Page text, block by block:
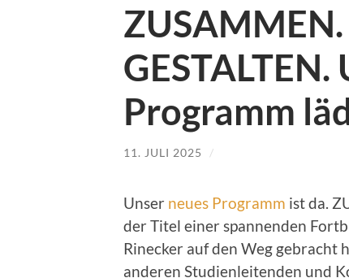
ZUSAMMEN.
Programm
11. JULI 2025 /
Unser neues Programm ist da.
der Titel einer spannenden
Rinecker auf den Weg gebracht
anderen Studienleitenden und